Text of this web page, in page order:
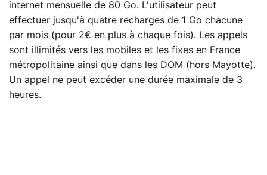
internet mensuelle de 80 Go. L'utilisateur peut
effectuer jusqu'à quatre recharges de 1 Go chacune
par mois (pour 2€ en plus à chaque fois). Les appels
sont illimités vers les mobiles et les fixes en France
métropolitaine ainsi que dans les DOM (hors Mayotte).
Un appel ne peut excéder une durée maximale de 3
heures.